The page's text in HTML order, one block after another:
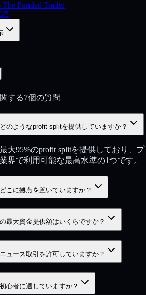
Funded Trader
5
する7個の質問
のようなprofit splitを提供していますか？
最大95%のprofit splitを提供しており、
界で利用可能な最高水準の1つです。
こに拠点を置いていますか？
最大資金提供額はいくらですか？
ュース取引を許可していますか？
心者に適していますか？